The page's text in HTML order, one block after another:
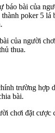
báo bài của
poker 5 lá
của người
thua.
trường hợp
bài.
chơi đặt cược